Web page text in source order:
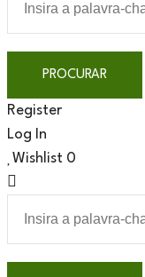
Register
Log In
Wishlist 0